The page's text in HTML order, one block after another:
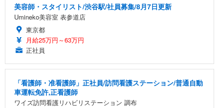
美容師・スタイリスト/渋谷駅/社員募集/8月7日更新
Umineko美容室 表参道店
東京都
月給25万円～63万円
正社員
「看護師・准看護師」正社員/訪問看護ステーション/普通自動
車運転免許,正看護師
ワイズ訪問看護リハビリステーション 調布